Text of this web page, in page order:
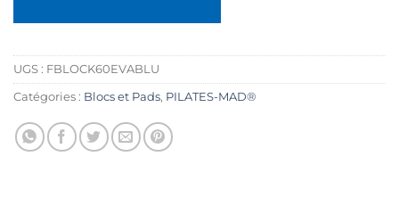
UGS : FBLOCK60EVABLU
Catégories : Blocs et Pads, PILATES-MAD®